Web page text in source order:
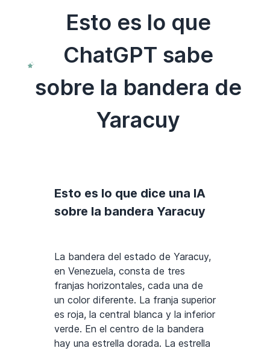
Esto es lo que
ChatGPT sabe
sobre la bandera de
Yaracuy
Esto es lo que dice una IA
sobre la bandera Yaracuy
La bandera del estado de Yaracuy,
en Venezuela, consta de tres
franjas horizontales, cada una de
un color diferente. La franja superior
es roja, la central blanca y la inferior
verde. En el centro de la bandera
hay una estrella dorada. La estrella